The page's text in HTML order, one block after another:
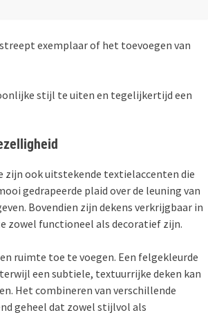
exemplaar of het toevoegen van
stijl te uiten en tegelijkertijd een
zijn ook uitstekende textielaccenten die
gedrapeerde plaid over de leuning van
Bovendien zijn dekens verkrijgbaar in
zowel functioneel als decoratief zijn.
ruimte toe te voegen. Een felgekleurde
een subtiele, textuurrijke deken kan
Het combineren van verschillende
geheel dat zowel stijlvol als